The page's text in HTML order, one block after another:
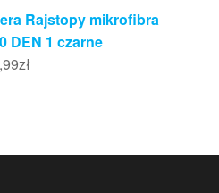
Rajstopy mikrofibra
DEN 1 czarne
zł